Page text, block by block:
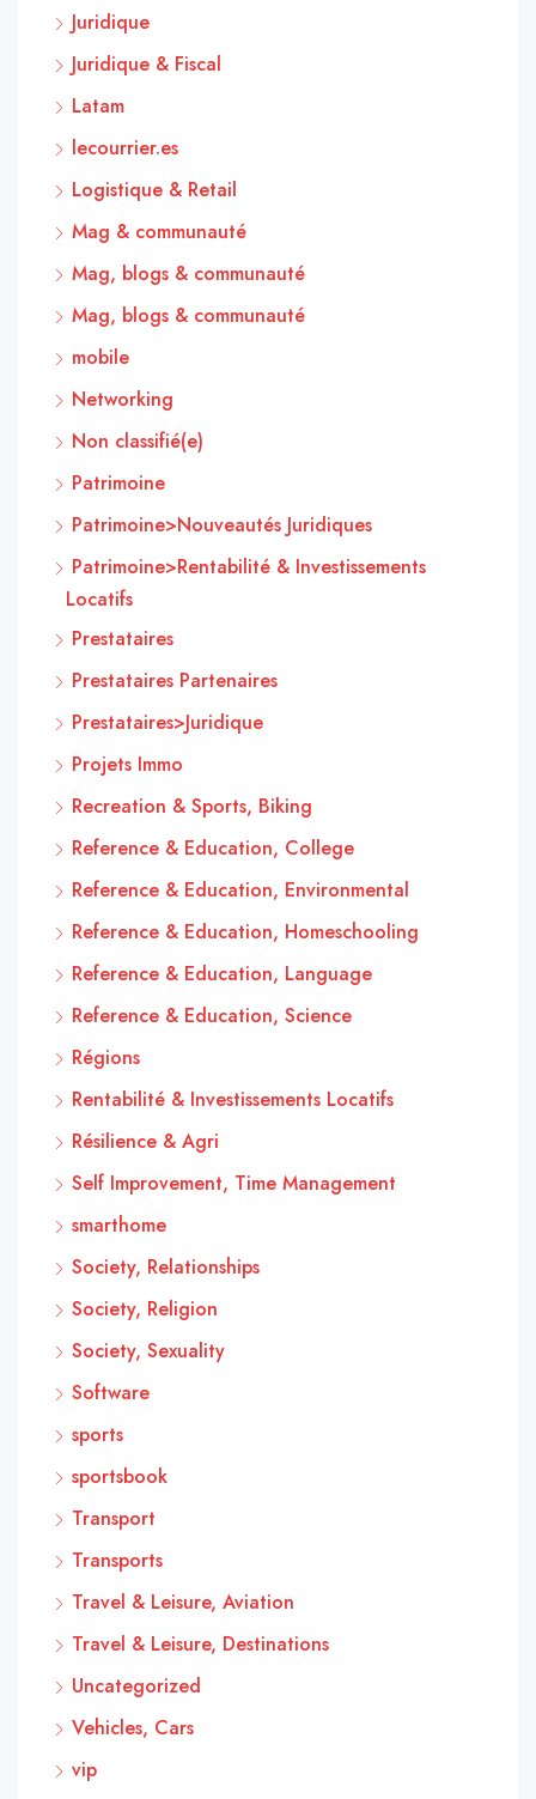
Juridique
Juridique & Fiscal
Latam
lecourrier.es
Logistique & Retail
Mag & communauté
Mag, blogs & communauté
Mag, blogs & communauté
mobile
Networking
Non classifié(e)
Patrimoine
Patrimoine>Nouveautés Juridiques
Patrimoine>Rentabilité & Investissements
Locatifs
Prestataires
Prestataires Partenaires
Prestataires>Juridique
Projets Immo
Recreation & Sports, Biking
Reference & Education, College
Reference & Education, Environmental
Reference & Education, Homeschooling
Reference & Education, Language
Reference & Education, Science
Régions
Rentabilité & Investissements Locatifs
Résilience & Agri
Self Improvement, Time Management
smarthome
Society, Relationships
Society, Religion
Society, Sexuality
Software
sports
sportsbook
Transport
Transports
Travel & Leisure, Aviation
Travel & Leisure, Destinations
Uncategorized
Vehicles, Cars
vip